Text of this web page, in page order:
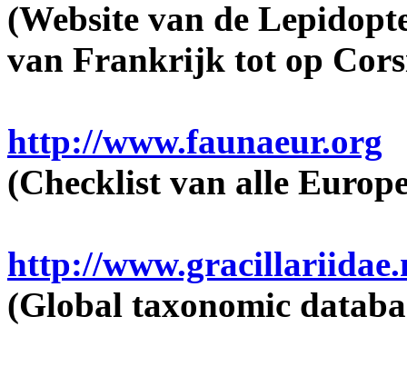
(Website van de
van Frankrijk tot op
http://www.faunaeur.org
(Checklist van alle
http://
(Global taxonomic